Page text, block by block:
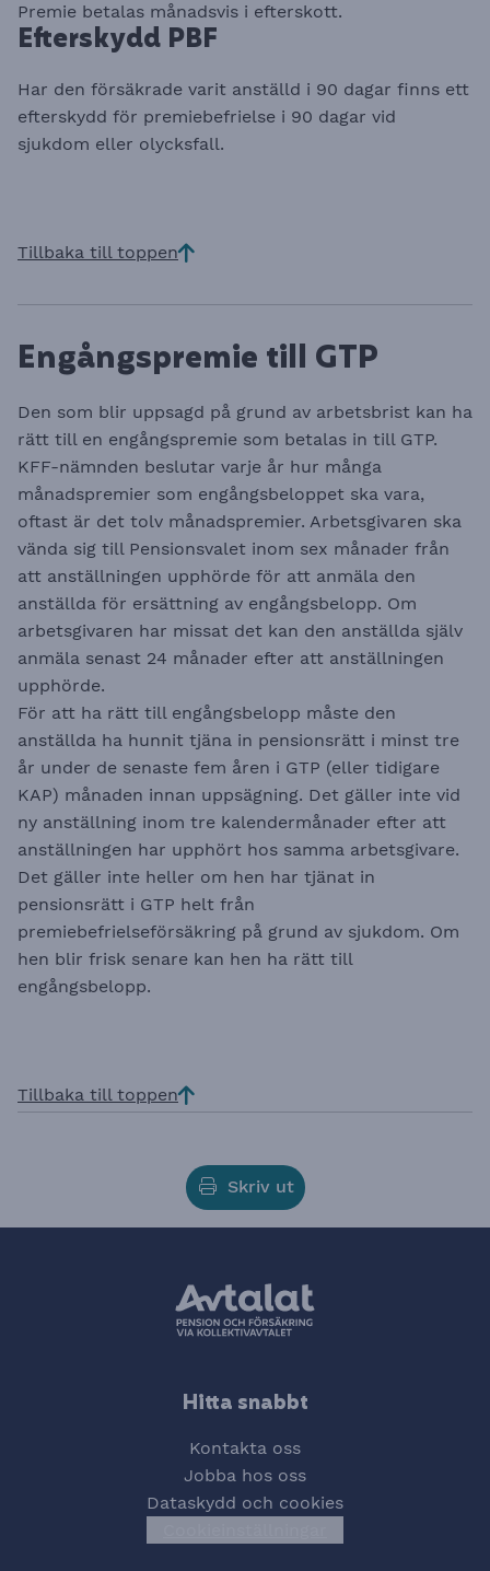
Premie betalas månadsvis i efterskott.
Efterskydd PBF
Har den försäkrade varit anställd i 90 dagar finns ett
efterskydd för premiebefrielse i 90 dagar vid
sjukdom eller olycksfall.
Tillbaka till toppen
Engångspremie till GTP
Den som blir uppsagd på grund av arbetsbrist kan ha
rätt till en engångspremie som betalas in till GTP.
KFF-nämnden beslutar varje år hur många
månadspremier som engångsbeloppet ska vara,
oftast är det tolv månadspremier. Arbetsgivaren ska
vända sig till Pensionsvalet inom sex månader från
att anställningen upphörde för att anmäla den
anställda för ersättning av engångsbelopp. Om
arbetsgivaren har missat det kan den anställda själv
anmäla senast 24 månader efter att anställningen
upphörde.
För att ha rätt till engångsbelopp måste den
anställda ha hunnit tjäna in pensionsrätt i minst tre
år under de senaste fem åren i GTP (eller tidigare
KAP) månaden innan uppsägning. Det gäller inte vid
ny anställning inom tre kalendermånader efter att
anställningen har upphört hos samma arbetsgivare.
Det gäller inte heller om hen har tjänat in
pensionsrätt i GTP helt från
premiebefrielseförsäkring på grund av sjukdom. Om
hen blir frisk senare kan hen ha rätt till
engångsbelopp.
Tillbaka till toppen
Skriv ut
Hitta snabbt
Kontakta oss
Jobba hos oss
Dataskydd och cookies